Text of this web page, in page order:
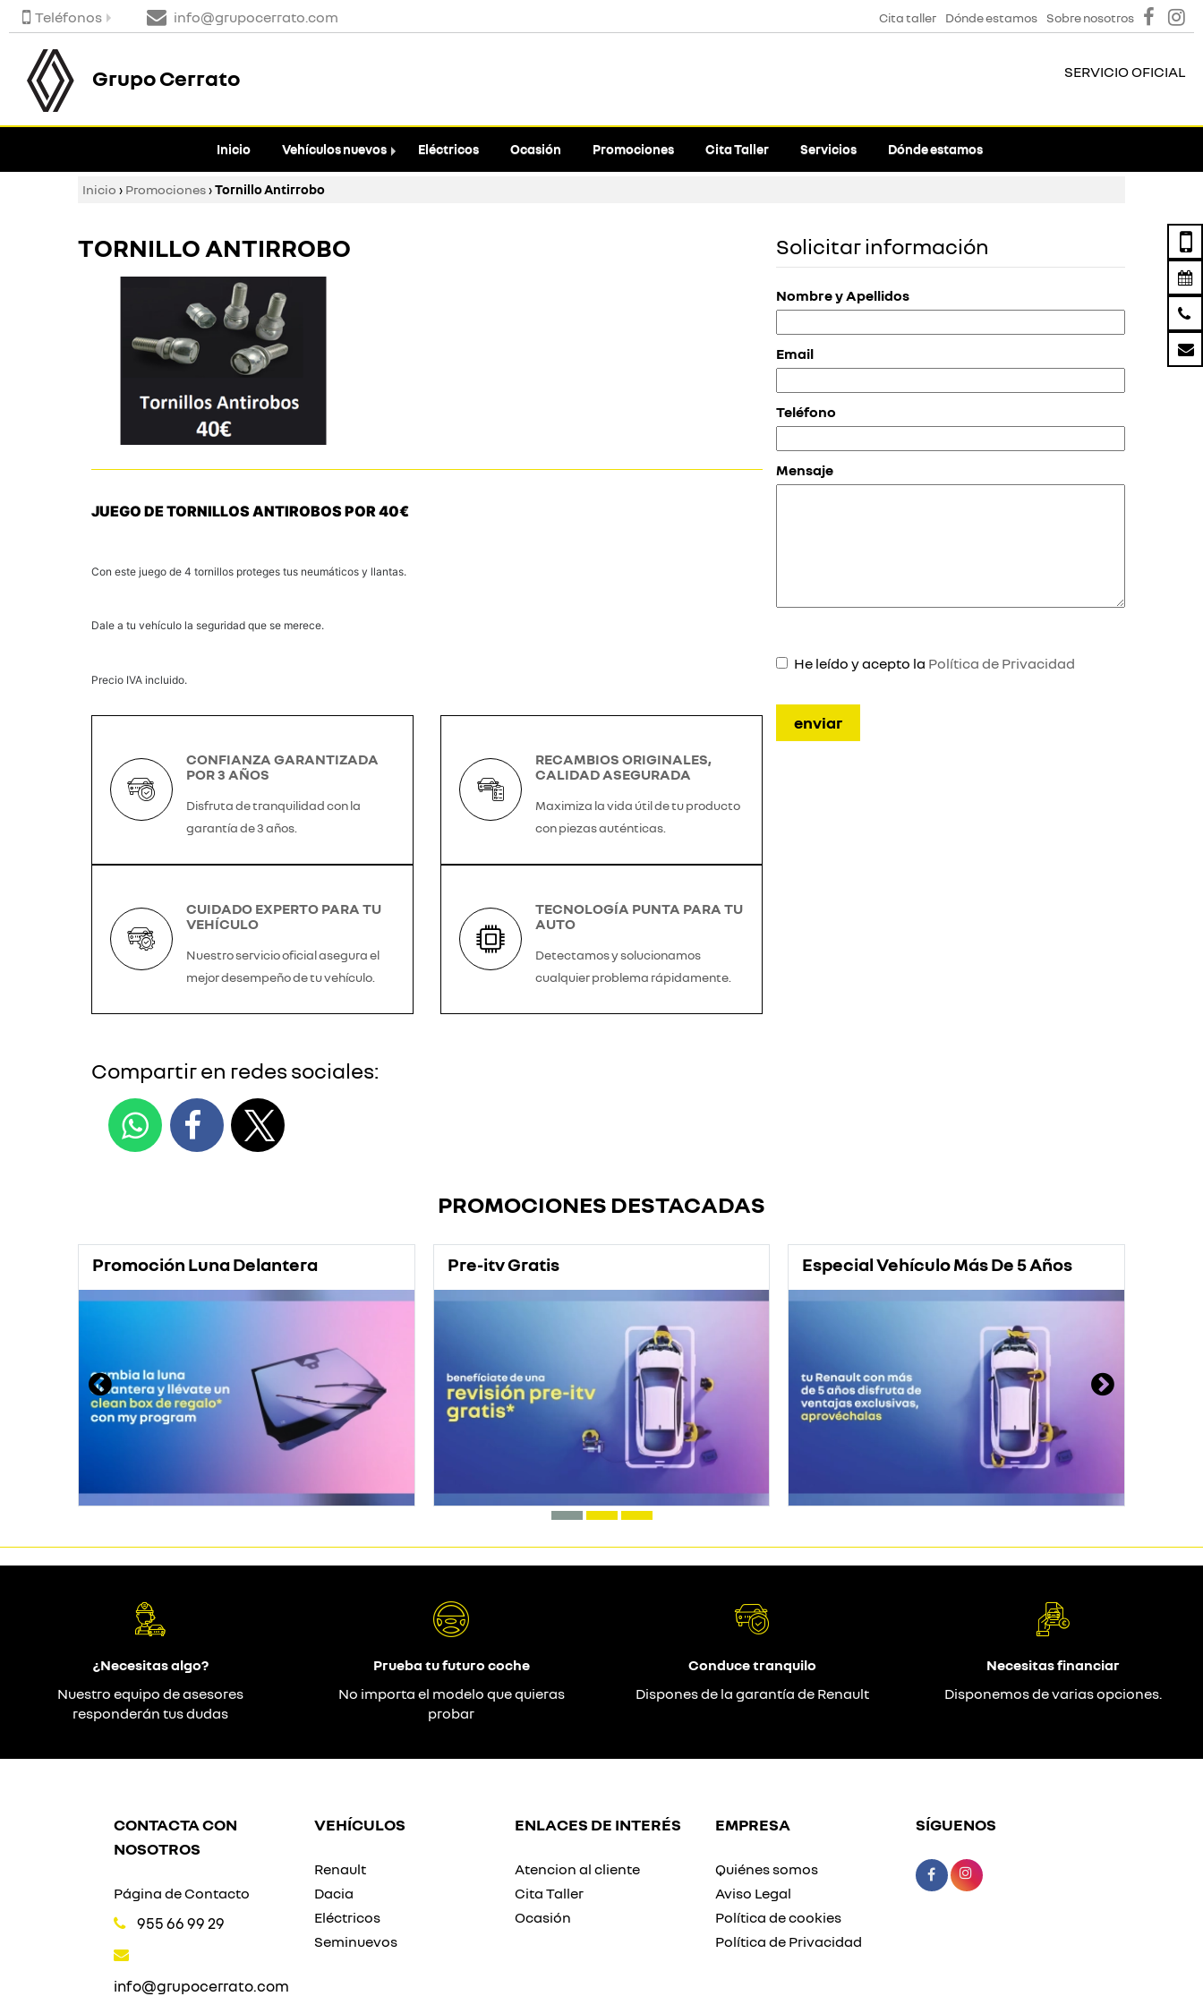
Teléfonos info@grupocerrato.com Cita taller Dónde estamos Sobre nosotros
Grupo Cerrato SERVICIO OFICIAL
Inicio Vehículos nuevos Eléctricos Ocasión Promociones Cita Taller Servicios Dónde estamos
Inicio › Promociones›Tornillo Antirrobo
TORNILLO ANTIRROBO
JUEGO DE TORNILLOS ANTIROBOS POR 40€
Con este juego de 4 tornillos proteges tus neumáticos y llantas.
Dale a tu vehículo la seguridad que se merece.
Precio IVA incluido.
CONFIANZA GARANTIZADA
POR 3 AÑOS
Disfruta de tranquilidad con la
garantía de 3 años.
RECAMBIOS ORIGINALES,
CALIDAD ASEGURADA
Maximiza la vida útil de tu producto
con piezas auténticas.
CUIDADO EXPERTO PARA TU
VEHÍCULO
Nuestro servicio oficial asegura el
mejor desempeño de tu vehículo.
TECNOLOGÍA PUNTA PARA TU
AUTO
Detectamos y solucionamos
cualquier problema rápidamente.
Compartir en redes sociales:
Solicitar información
Nombre y Apellidos
Email
Teléfono
Mensaje
He leído y acepto la Política de Privacidad
PROMOCIONES DESTACADAS
Promoción Luna Delantera Pre-itv Gratis Especial Vehículo Más De 5 Años
¿Necesitas algo?
Nuestro equipo de asesores
responderán tus dudas
Prueba tu futuro coche
No importa el modelo que quieras
probar
Conduce tranquilo
Dispones de la garantía de Renault
Necesitas financiar
Disponemos de varias opciones.
CONTACTA CON
NOSOTROS
Página de Contacto
955 66 99 29
info@grupocerrato.com
VEHÍCULOS
Renault
Dacia
Eléctricos
Seminuevos
ENLACES DE INTERÉS
Atencion al cliente
Cita Taller
Ocasión
EMPRESA
Quiénes somos
Aviso Legal
Política de cookies
Política de Privacidad
SÍGUENOS